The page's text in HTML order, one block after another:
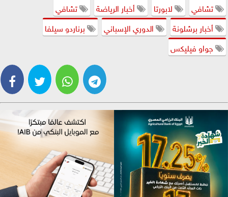
تشافي
لابورتا أخبار الرياضة
تشافي
أخبار برشلونة
الدوري الإسباني
برناردو سيلفا
جواو فيليكس